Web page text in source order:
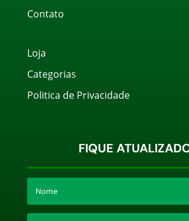
Contato
Loja
Categorias
Politica de Privacidade
FIQUE